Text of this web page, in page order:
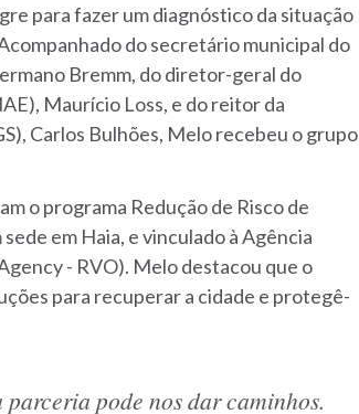
para fazer um diagnóstico da situação
do secretário municipal do
Bremm, do diretor-geral do
Maurício Loss, e do reitor da
Carlos Bulhões, Melo recebeu o grupo
o programa Redução de Risco de
em Haia, e vinculado à Agência
- RVO). Melo destacou que o
para recuperar a cidade e protegê-
pode nos dar caminhos.